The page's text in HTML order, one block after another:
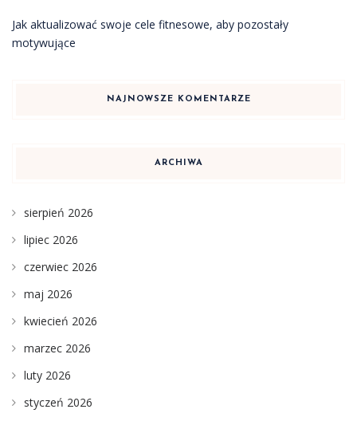
Jak aktualizować swoje cele fitnesowe, aby pozostały
motywujące
NAJNOWSZE KOMENTARZE
ARCHIWA
sierpień 2026
lipiec 2026
czerwiec 2026
maj 2026
kwiecień 2026
marzec 2026
luty 2026
styczeń 2026